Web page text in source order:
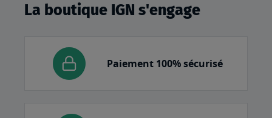
La boutique IGN s'engage
Paiement 100% sécurisé